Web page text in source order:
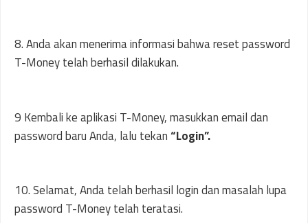
8. Anda akan menerima informasi bahwa reset password
T-Money telah berhasil dilakukan.
9 Kembali ke aplikasi T-Money, masukkan email dan
password baru Anda, lalu tekan“Login”.
10. Selamat, Anda telah berhasil login dan masalah lupa
password T-Money telah teratasi.